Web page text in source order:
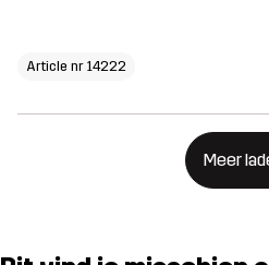
Article nr 14222
Meer